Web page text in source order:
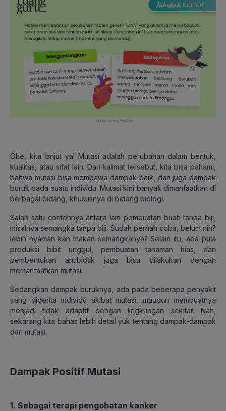
Oke, kita lanjut ya! Mutasi adalah perubahan dalam bentuk,
kualitas, atau sifat lain. Dari kalimat tersebut, kita bisa pahami,
bahwa mutasi bisa membawa dampak baik, dan juga dampak
buruk pada suatu individu. Mutasi kini banyak dimanfaatkan di
berbagai bidang, khususnya di bidang biologi.
Salah satu contohnya antara lain pembuatan buah tanpa biji,
misalnya semangka tanpa biji. Sudah pernah coba, belum nih?
lebih nyaman kan makan semangkanya? Selain itu, ada pula
produksi bibit unggul, pembuatan tanaman hias, dan
pembentukan antibiotik juga bisa dilakukan dengan
memanfaatkan mutasi.
Sedangkan dampak buruknya, ada pada beberapa penyakit
yang diderita individu akibat mutasi, maupun membuatnya
menjadi tidak adaptif dengan lingkungan sekitar. Nah,
sekarang kita bahas lebih detail yuk tentang dampak-dampak
dari mutasi.
Dampak Positif Mutasi
1. Sebagai terapi pengobatan kanker